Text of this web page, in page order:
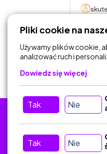
Pliki cookie na
Używamy plików cookie,
analizować ruch i
Dowiedz się więcej
Tak Nie
Tak Nie